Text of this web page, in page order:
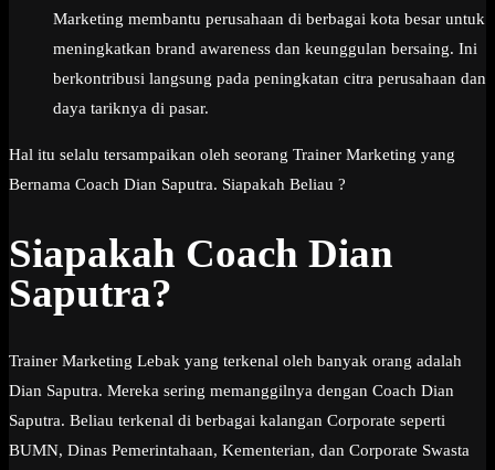
Marketing membantu perusahaan di berbagai kota besar untuk
meningkatkan brand awareness dan keunggulan bersaing. Ini
berkontribusi langsung pada peningkatan citra perusahaan dan
daya tariknya di pasar.
Hal itu selalu tersampaikan oleh seorang Trainer Marketing yang
Bernama Coach Dian Saputra. Siapakah Beliau ?
Siapakah Coach Dian
Saputra?
Trainer Marketing Lebak yang terkenal oleh banyak orang adalah
Dian Saputra. Mereka sering memanggilnya dengan Coach Dian
Saputra. Beliau terkenal di berbagai kalangan Corporate seperti
BUMN, Dinas Pemerintahaan, Kementerian, dan Corporate Swasta